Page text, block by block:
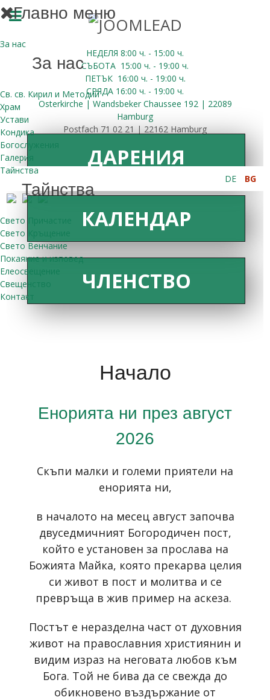
НЕДЕЛЯ 8:00 ч. - 15:00 ч.
СЪБОТА 15:00 ч. - 19:00 ч.
ПЕТЪК 16:00 ч. - 19:00 ч.
СРЯДА 16:00 ч. - 19:00 ч.
Osterkirche | Wandsbeker Chaussee 192 | 22089
Hamburg
Postfach 71 02 21 | 22162 Hamburg
Главно меню
За нас
За нас
Св. св. Кирил и Методий
Храм
Устави
Кондика
Богослужения
Галерия
Тайнства
Тайнства
Свето Причастие
Свето Кръщение
Свето Венчание
Покаяние и изповед
Елеосвещение
Свещенство
Контакт
DE BG
ДАРЕНИЯ
КАЛЕНДАР
ЧЛЕНСТВО
Начало
Енорията ни през август
2026
Скъпи малки и големи приятели на
енорията ни,
в началото на месец август започва
двуседмичният Богородичен пост,
който е установен за прослава на
Божията Майка, която прекарва целия
си живот в пост и молитва и се
превръща в жив пример на аскеза.
Постът е неразделна част от духовния
живот на православния християнин и
видим израз на неговата любов към
Бога. Той не бива да се свежда до
обикновено въздържание от